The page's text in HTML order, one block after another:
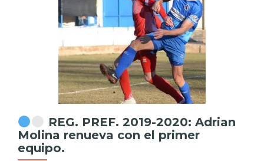
REG. PREF. 2019-2020: Adrian
Molina renueva con el primer
equipo.